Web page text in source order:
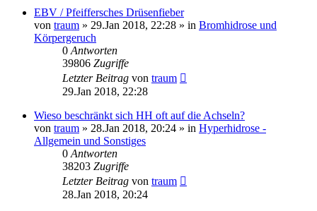
EBV / Pfeiffersches Drüsenfieber
von traum » 29.Jan 2018, 22:28 » in Bromhidrose und
Körpergeruch
0 Antworten
39806 Zugriffe
Letzter Beitrag von traum
29.Jan 2018, 22:28
Wieso beschränkt sich HH oft auf die Achseln?
von traum » 28.Jan 2018, 20:24 » in Hyperhidrose -
Allgemein und Sonstiges
0 Antworten
38203 Zugriffe
Letzter Beitrag von traum
28.Jan 2018, 20:24